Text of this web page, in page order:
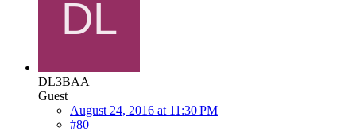
DL3BAA
Guest
August 24, 2016 at 11:30 PM
#80